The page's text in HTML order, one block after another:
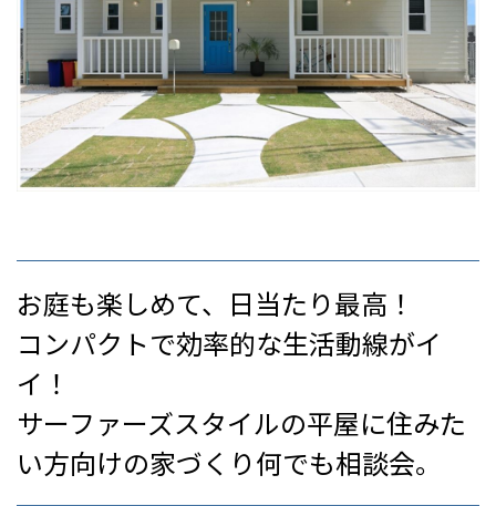
お庭も楽しめて、日当たり最高！
コンパクトで効率的な生活動線がイ
イ！
サーファーズスタイルの平屋に住みた
い方向けの家づくり何でも相談会。